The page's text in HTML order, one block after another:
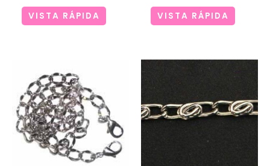
VISTA RÁPIDA VISTA RÁPIDA